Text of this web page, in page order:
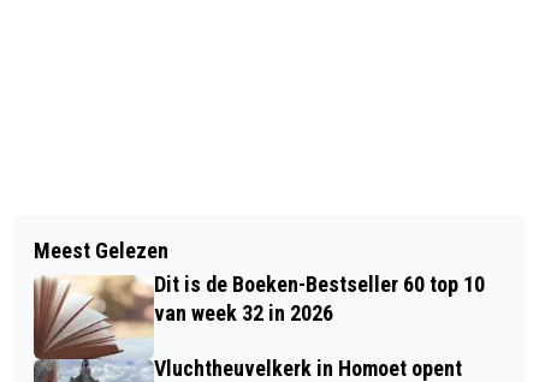
QUALICOR EUROPE GEEFT RIJNSTATE
EN VITALYS DIAMANTEN ERKENNING
VOOR KWALITEIT EN VEILIGHEID VAN
ZORG
GELUK BIJ EEN ONGELUK: KINDEREN
EN CHAUFFEUR NIET GEWOND BIJ
AANRIJDING MET TREIN
Meest Gelezen
Dit is de Boeken-Bestseller 60 top 10
van week 32 in 2026
Vluchtheuvelkerk in Homoet opent